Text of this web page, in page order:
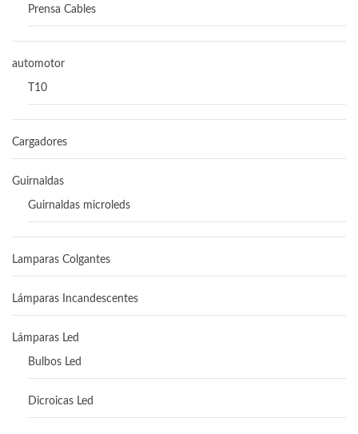
Prensa Cables
automotor
T10
Cargadores
Guirnaldas
Guirnaldas microleds
Lamparas Colgantes
Lámparas Incandescentes
Lámparas Led
Bulbos Led
Dicroicas Led